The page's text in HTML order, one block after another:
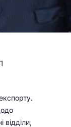
відділи,